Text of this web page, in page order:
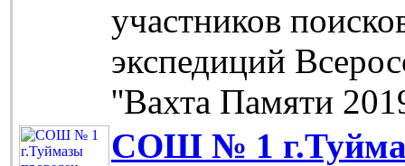
участников
экспедиций
''Вахта Памяти
СОШ № 1